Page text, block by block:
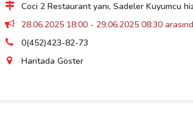
Coci 2 Restaurant yanı, Sadeler Kuyumcu
28.06.2025 18:00 - 29.06.2025 08:30
0(452)423-82-73
Haritada Göster